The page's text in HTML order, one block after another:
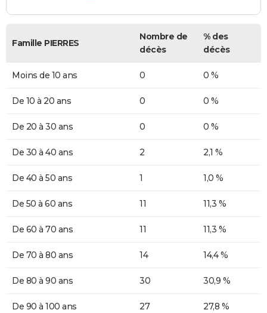
Famille PIERRES
Nombre de
décès
% des
décès
Moins de 10 ans 0 0 %
De 10 à 20 ans 0 0 %
De 20 à 30 ans 0 0 %
De 30 à 40 ans 2 2,1 %
De 40 à 50 ans 1 1,0 %
De 50 à 60 ans 11 11,3 %
De 60 à 70 ans 11 11,3 %
De 70 à 80 ans 14 14,4 %
De 80 à 90 ans 30 30,9 %
De 90 à 100 ans 27 27,8 %